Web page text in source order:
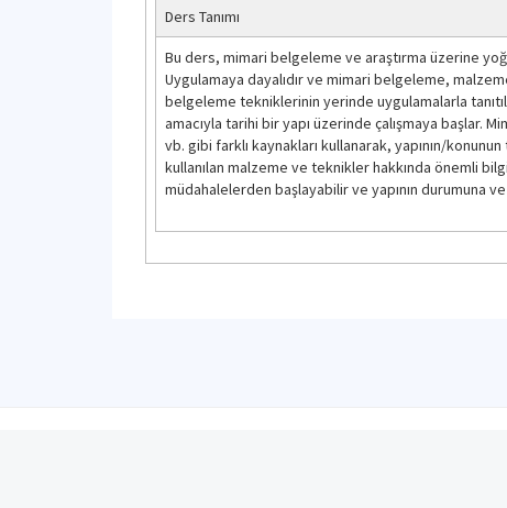
Ders Tanımı
Bu ders, mimari belgeleme ve araştırma üzerine
Uygulamaya dayalıdır ve mimari belgeleme,
belgeleme tekniklerinin yerinde uygulamalarla
amacıyla tarihi bir yapı üzerinde çalışmaya
vb. gibi farklı kaynakları kullanarak, yapının/
kullanılan malzeme ve teknikler hakkında önemli
müdahalelerden başlayabilir ve yapının durumuna